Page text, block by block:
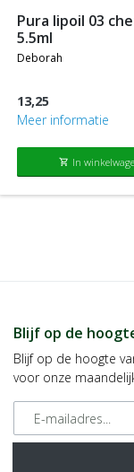
pura lipoil 03 cherry
5.5ml
deborah
13,25
Meer informatie
shopping_cart In
Blijf op de
Blijf op de hoogte
voor onze
E-mailadres